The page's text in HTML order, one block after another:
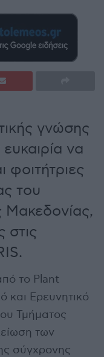
γνώσης
να
φοιτήτριες
του
Μακεδονίας,
στις
το Plant
και Ερευνητικό
Τμήματος
των
σύγχρονης